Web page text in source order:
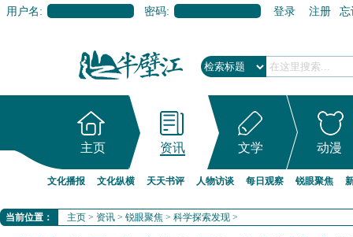
用户名: 密码: 登录 注册 忘
主页 资讯 文学 动漫
文化播报 文化纵横 天天书评 人物访谈 每日观察 锐眼聚焦
当前位置： 主页 > 资讯 > 锐眼聚焦 > 科学探索发现 >